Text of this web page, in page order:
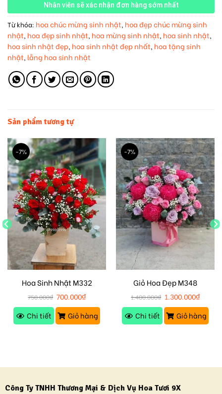
Nhân viên sẽ xác nhận đơn hàng sớm nhất
Từ khóa: hoa chúc mừng sinh nhật, hoa đẹp chúc mừng sinh
nhật, hoa đẹp sinh nhật, hoa mừng sinh nhật, hoa sinh nhật,
hoa sinh nhật đẹp, hoa sinh nhật đẹp nhất, hoa tặng sinh
nhật, lẵng hoa sinh nhật
Sản phẩm tương tự
-7%
Hoa Sinh Nhật M332
750.000₫ 700.000₫
Chi tiết
Giỏ hàng
-7%
Giỏ Hoa Đẹp M348
1.400.000₫ 1.300.000₫
Chi tiết
Giỏ hàng
Công Ty TNHH Thương Mại & Dịch Vụ Hoa Tươi 9X